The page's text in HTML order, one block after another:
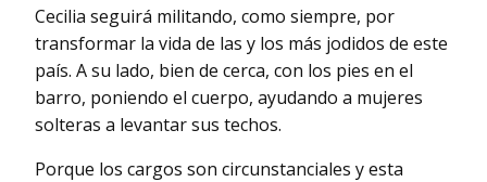
Cecilia seguirá militando, como siempre, por
transformar la vida de las y los más jodidos de este
país. A su lado, bien de cerca, con los pies en el
barro, poniendo el cuerpo, ayudando a mujeres
solteras a levantar sus techos.
Porque los cargos son circunstanciales y esta